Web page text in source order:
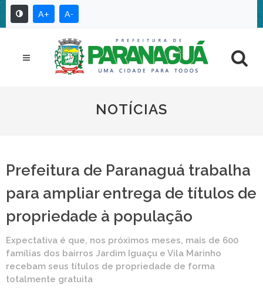
A+ A-
NOTÍCIAS
Prefeitura de Paranaguá trabalha
para ampliar entrega de títulos de
propriedade à população
Expectativa é que, nos próximos meses, mais de 600
famílias dos bairros Jardim Iguaçu e Vila Marinho
recebam seus títulos de propriedade de forma
totalmente gratuita